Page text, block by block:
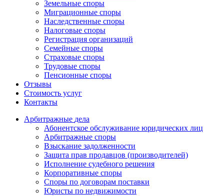
Земельные споры
Миграционные споры
Наследственные споры
Налоговые споры
Регистрация организаций
Семейные споры
Страховые споры
Трудовые споры
Пенсионные споры
Отзывы
Стоимость услуг
Контакты
Арбитражные дела
Абонентское обслуживание юридических лиц
Арбитражные споры
Взыскание задолженности
Защита прав продавцов (производителей)
Исполнение судебного решения
Корпоративные споры
Споры по договорам поставки
Юристы по недвижимости